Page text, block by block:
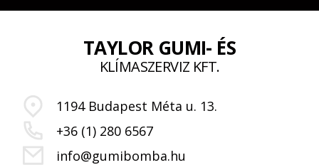
TAYLOR GUMI- ÉS
KLÍMASZERVIZ KFT.
1194 Budapest Méta u. 13.
+36 (1) 280 6567
info@gumibomba.hu